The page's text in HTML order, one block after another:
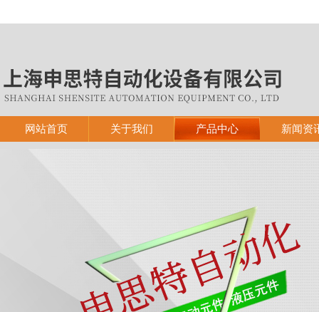
网站首页 关于我们 产品中心 新闻资